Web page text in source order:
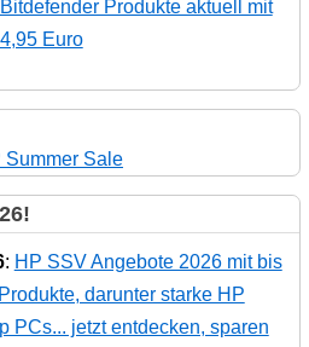
Produkte aktuell mit
Euro
: HP SSV Angebote 2026 mit bis
darunter starke HP
PCs... jetzt entdecken, sparen